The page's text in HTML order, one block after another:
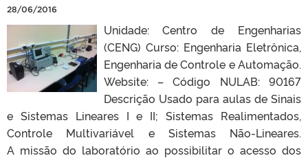
28/06/2016
Unidade: Centro de Engenharias
(CENG) Curso: Engenharia Eletrônica,
Engenharia de Controle e Automação.
Website: – Código NULAB: 90167
Descrição Usado para aulas de Sinais
e Sistemas Lineares I e II; Sistemas Realimentados,
Controle Multivariável e Sistemas Não-Lineares.
A missão do laboratório ao possibilitar o acesso dos